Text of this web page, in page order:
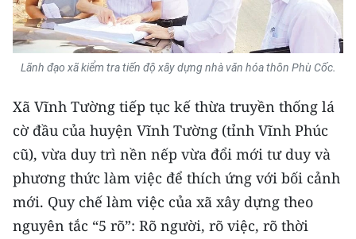
KHOA HỌC - CÔNG NGHỆ
MÔI TRƯỜNG
BẠN ĐỌC
KIỂM CHỨNG THÔNG TIN
TRI THỨC CHUYÊN SÂU
54 DÂN TỘC VIỆT NAM
Lãnh đạo xã kiểm tra tiến độ xây dựng nhà văn hóa thôn Phù Cốc.
Xã Vĩnh Tường tiếp tục kế thừa truyền thống lá
cờ đầu của huyện Vĩnh Tường (tỉnh Vĩnh Phúc
cũ), vừa duy trì nền nếp vừa đổi mới tư duy và
phương thức làm việc để thích ứng với bối cảnh
mới. Quy chế làm việc của xã xây dựng theo
nguyên tắc “5 rõ”: Rõ người, rõ việc, rõ thời